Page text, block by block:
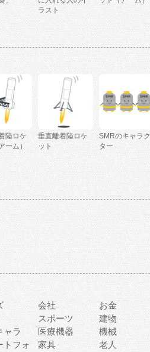
ラスト
陸ロケ
ーム）
垂直離着陸ロケ
ット
SMRのキャラク
ター
会社 お金
スポーツ 建物
ャラ 医療機器 機械
トフォ
家具 老人